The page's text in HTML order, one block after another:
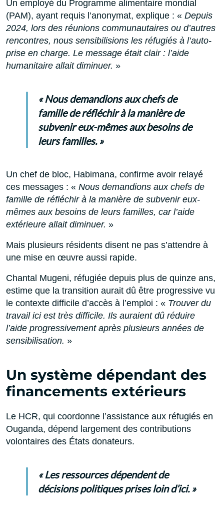
Un employé du Programme alimentaire mondial
(PAM), ayant requis l’anonymat, explique : « Depuis
2024, lors des réunions communautaires ou d’autres
rencontres, nous sensibilisions les réfugiés à l’auto-
prise en charge. Le message était clair : l’aide
humanitaire allait diminuer. »
« Nous demandions aux chefs de
famille de réfléchir à la manière de
subvenir eux-mêmes aux besoins de
leurs familles. »
Un chef de bloc, Habimana, confirme avoir relayé
ces messages : « Nous demandions aux chefs de
famille de réfléchir à la manière de subvenir eux-
mêmes aux besoins de leurs familles, car l’aide
extérieure allait diminuer. »
Mais plusieurs résidents disent ne pas s’attendre à
une mise en œuvre aussi rapide.
Chantal Mugeni, réfugiée depuis plus de quinze ans,
estime que la transition aurait dû être progressive vu
le contexte difficile d’accès à l’emploi : « Trouver du
travail ici est très difficile. Ils auraient dû réduire
l’aide progressivement après plusieurs années de
sensibilisation. »
Un système dépendant des
financements extérieurs
Le HCR, qui coordonne l’assistance aux réfugiés en
Ouganda, dépend largement des contributions
volontaires des États donateurs.
« Les ressources dépendent de
décisions politiques prises loin d’ici. »